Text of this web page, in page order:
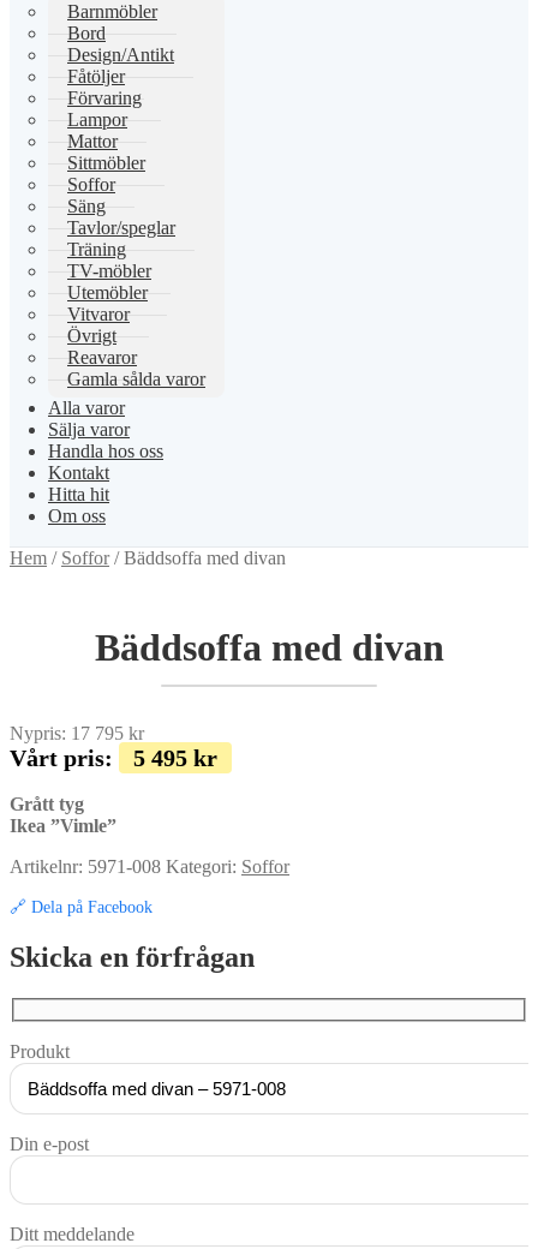
Barnmöbler
Bord
Design/Antikt
Fåtöljer
Förvaring
Lampor
Mattor
Sittmöbler
Soffor
Säng
Tavlor/speglar
Träning
TV-möbler
Utemöbler
Vitvaror
Övrigt
Reavaror
Gamla sålda varor
Alla varor
Sälja varor
Handla hos oss
Kontakt
Hitta hit
Om oss
Hem / Soffor/Bäddsoffa med divan
Bäddsoffa med divan
Nypris: 17 795 kr
Vårt pris: 5 495 kr
Grått tyg
Ikea ”Vimle”
Artikelnr: 5971-008 Kategori: Soffor
🔗 Dela på Facebook
Skicka en förfrågan
Produkt
Din e-post
Ditt meddelande